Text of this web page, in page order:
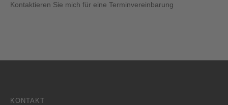
Kontaktieren Sie mich für eine Terminvereinbarung
KONTAKT